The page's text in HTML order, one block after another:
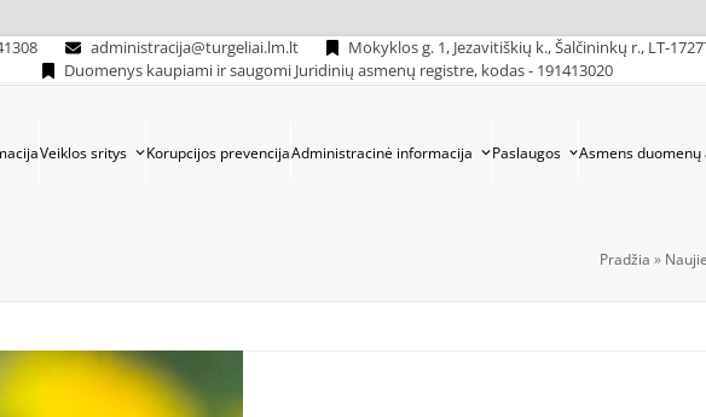
administracija@turgeliai.lm.lt
Mokyklos g. 1, Jezavitiškių k., Šalčininkų r., LT-
Duomenys kaupiami ir saugomi Juridinių asmenų registre, kodas - 191413020
Veiklos sritys Korupcijos prevencijaAdministracinė informacija Paslaugos Asmens duomenų
Pradžia »